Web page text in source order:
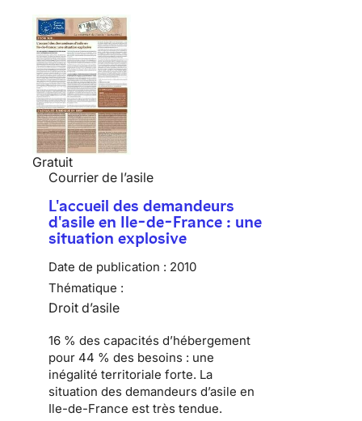
Gratuit
Courrier de l’asile
L'accueil des demandeurs
d'asile en Ile-de-France : une
situation explosive
Date de publication : 2010
Thématique :
Droit d’asile
16 % des capacités d’hébergement
pour 44 % des besoins : une
inégalité territoriale forte. La
situation des demandeurs d’asile en
Ile-de-France est très tendue.